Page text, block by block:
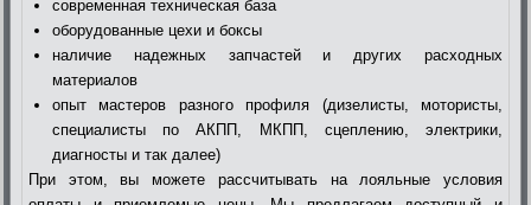
современная техническая база
оборудованные цехи и боксы
наличие надежных запчастей и других расходных
материалов
опыт мастеров разного профиля (дизелисты, мотористы,
специалисты по АКПП, МКПП, сцеплению, электрики,
диагносты и так далее)
При этом, вы можете рассчитывать на лояльные условия